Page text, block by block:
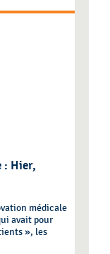
: Hier,
médicale
avait pour
», les